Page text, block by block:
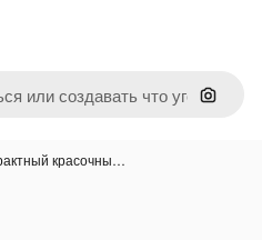
Поиск
красочны…